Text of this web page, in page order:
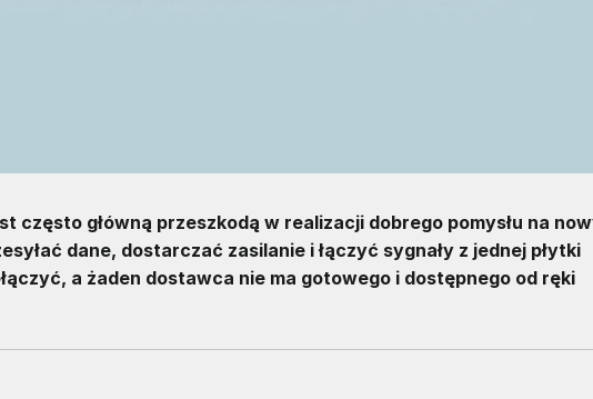
często główną przeszkodą w realizacji dobrego pomysłu na
dane, dostarczać zasilanie i łączyć sygnały z jednej płytki
a żaden dostawca nie ma gotowego i dostępnego od ręki